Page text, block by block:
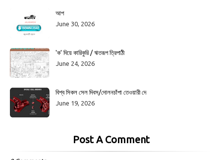
আপ
June 30, 2026
'ক' দিয়ে কারিকুরি / ঋতরূপ ত্রিপাঠী
June 24, 2026
বিশ্ব সিকল সেল দিবস/দোলনচাঁপা তেওয়ারী দে
June 19, 2026
Post A Comment